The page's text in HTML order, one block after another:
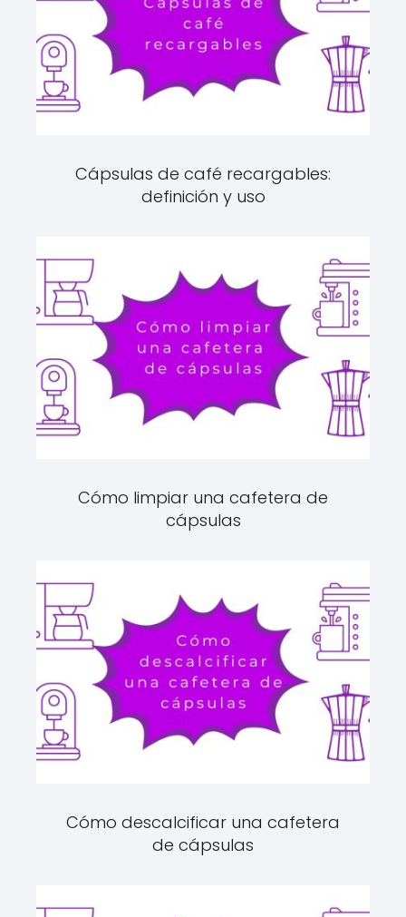
Cápsulas de café recargables:
definición y uso
Cómo limpiar una cafetera de
cápsulas
Cómo descalcificar una cafetera
de cápsulas